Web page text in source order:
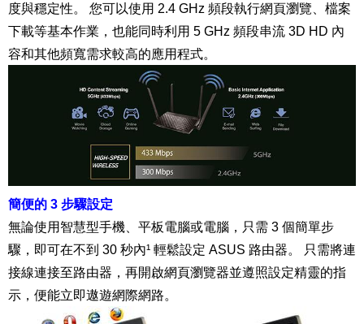
度與穩定性。 您可以使用 2.4 GHz 頻段執行網頁瀏覽、檔案
下載等基本作業，也能同時利用 5 GHz 頻段串流 3D HD 內
容和其他頻寬需求較高的應用程式。
簡便的 3 步驟設定
無論使用智慧型手機、平板電腦或電腦，只需 3 個簡單步
驟，即可在不到 30 秒內¹ 輕鬆設定 ASUS 路由器。 只需將連
接線連接至路由器，再開啟網頁瀏覽器並遵照設定精靈的指
示，便能立即遨遊網際網路。